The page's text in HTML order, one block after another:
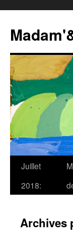
Juillet
2018:
Archives